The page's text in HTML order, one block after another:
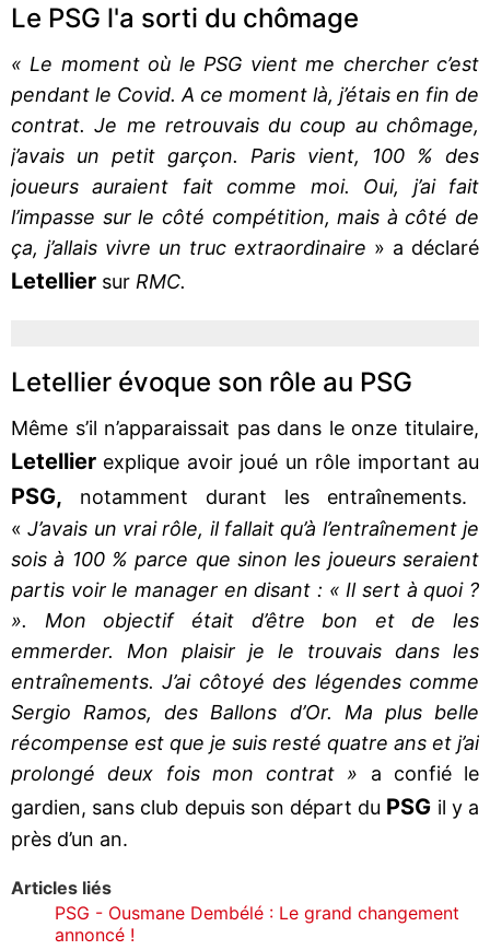
Le PSG l'a sorti du chômage
« Le moment où le PSG vient me chercher c’est
pendant le Covid. A ce moment là, j’étais en fin de
contrat. Je me retrouvais du coup au chômage,
j’avais un petit garçon. Paris vient, 100 % des
joueurs auraient fait comme moi. Oui, j’ai fait
l’impasse sur le côté compétition, mais à côté de
ça, j’allais vivre un truc extraordinaire » a déclaré
Letellier sur RMC.
Letellier évoque son rôle au PSG
Même s’il n’apparaissait pas dans le onze titulaire,
Letellier explique avoir joué un rôle important au
PSG, notamment durant les entraînements.
« J’avais un vrai rôle, il fallait qu’à l’entraînement je
sois à 100 % parce que sinon les joueurs seraient
partis voir le manager en disant : « Il sert à quoi ?
». Mon objectif était d’être bon et de les
emmerder. Mon plaisir je le trouvais dans les
entraînements. J’ai côtoyé des légendes comme
Sergio Ramos, des Ballons d’Or. Ma plus belle
récompense est que je suis resté quatre ans et j’ai
prolongé deux fois mon contrat » a confié le
gardien, sans club depuis son départ du PSG il y a
près d’un an.
Articles liés
PSG - Ousmane Dembélé : Le grand changement
annoncé !